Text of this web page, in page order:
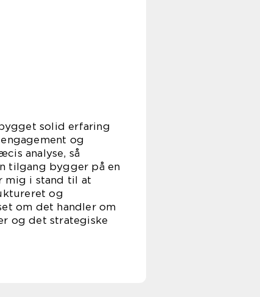
solid erfaring
og
analyse, så
tilgang bygger på en
mig i stand til at
og
om det handler om
og det strategiske